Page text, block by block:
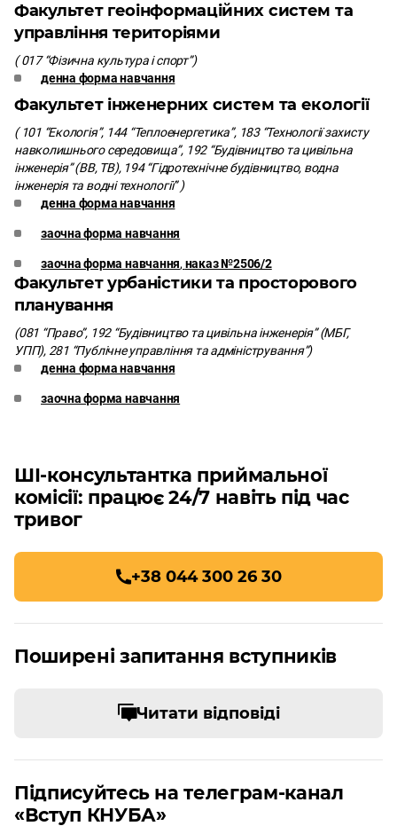
Факультет геоінформаційних систем та
управління територіями
( 017 “Фізична культура і спорт”)
денна форма навчання
Факультет інженерних систем та екології
( 101 “Екологія”, 144 “Теплоенергетика”, 183 “Технології захисту
навколишнього середовища”, 192 “Будівництво та цивільна
інженерія” (ВВ, ТВ), 194 “Гідротехнічне будівництво, водна
інженерія та водні технології” )
денна форма навчання
заочна форма навчання
заочна форма навчання, наказ №2506/2
Факультет урбаністики та просторового
планування
(081 “Право”, 192 “Будівництво та цивільна інженерія” (МБГ,
УПП), 281 “Публічне управління та адміністрування”)
денна форма навчання
заочна форма навчання
ШІ-консультантка приймальної
комісії: працює 24/7 навіть під час
тривог
+38 044 300 26 30
Поширені запитання вступників
Читати відповіді
Підписуйтесь на телеграм-канал
«Вступ КНУБА»